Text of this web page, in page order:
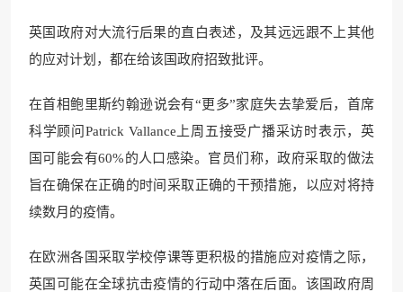
英国政府对大流行后果的直白表述，及其远远跟不上其他
的应对计划，都在给该国政府招致批评。
在首相鲍里斯约翰逊说会有“更多”家庭失去挚爱后，首席
科学顾问Patrick Vallance上周五接受广播采访时表示，英
国可能会有60%的人口感染。官员们称，政府采取的做法
旨在确保在正确的时间采取正确的干预措施，以应对将持
续数月的疫情。
在欧洲各国采取学校停课等更积极的措施应对疫情之际，
英国可能在全球抗击疫情的行动中落在后面。该国政府周